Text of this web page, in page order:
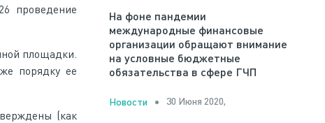
проведение
площадки.
порядку ее
(как
На фоне пандемии
международные финансовые
организации обращают внимание
на условные бюджетные
обязательства в сфере ГЧП
Новости 30 Июня 2020,